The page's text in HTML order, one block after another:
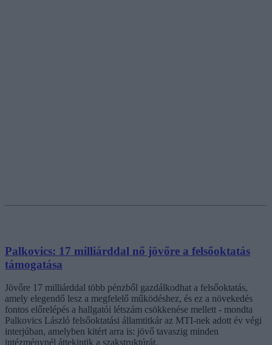
Palkovics: 17 milliárddal nő jövőre a felsőoktatás
támogatása
Jövőre 17 milliárddal több pénzből gazdálkodhat a felsőoktatás,
amely elegendő lesz a megfelelő működéshez, és ez a növekedés
fontos előrelépés a hallgatói létszám csökkenése mellett - mondta
Palkovics László felsőoktatási államtitkár az MTI-nek adott év végi
interjúban, amelyben kitért arra is: jövő tavaszig minden
intézménynél áttekintik a szakstruktúrát.